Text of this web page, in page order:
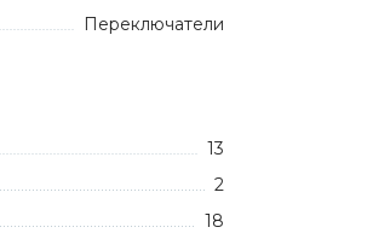
Переключатели
13
2
18